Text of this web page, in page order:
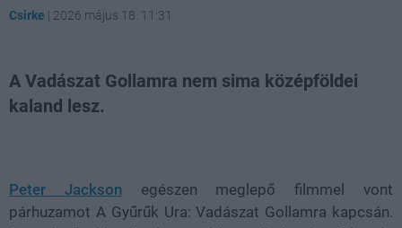
Csirke | 2026 május 18. 11:31
A Vadászat Gollamra nem sima középföldei
kaland lesz.
Peter Jacksonegészen meglepő filmmel vont
párhuzamot A Gyűrűk Ura: Vadászat Gollamra kapcsán.